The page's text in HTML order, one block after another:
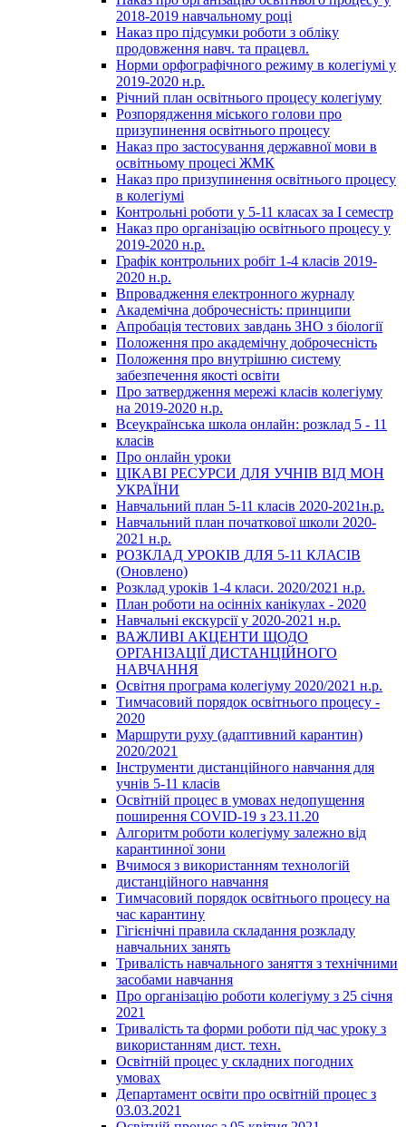
2018-2019 навчальному році
Наказ про підсумки роботи з обліку
продовження навч. та працевл.
Норми орфографічного режиму в колегіумі у
2019-2020 н.р.
Річний план освітнього процесу колегіуму
Розпорядження міського голови про
призупинення освітнього процесу
Наказ про застосування державної мови в
освітньому процесі ЖМК
Наказ про призупинення освітнього процесу
в колегіумі
Контрольні роботи у 5-11 класах за І семестр
Наказ про організацію освітнього процесу у
2019-2020 н.р.
Графік контрольних робіт 1-4 класів 2019-
2020 н.р.
Впровадження електронного журналу
Академічна доброчесність: принципи
Апробація тестових завдань ЗНО з біології
Положення про академічну доброчесність
Положення про внутрішню систему
забезпечення якості освіти
Про затвердження мережі класів колегіуму
на 2019-2020 н.р.
Всеукраїнська школа онлайн: розклад 5 - 11
класів
Про онлайн уроки
ЦІКАВІ РЕСУРСИ ДЛЯ УЧНІВ ВІД МОН
УКРАЇНИ
Навчальний план 5-11 класів 2020-2021н.р.
Навчальний план початкової школи 2020-
2021 н.р.
РОЗКЛАД УРОКІВ ДЛЯ 5-11 КЛАСІВ
(Оновлено)
Розклад уроків 1-4 класи. 2020/2021 н.р.
План роботи на осінніх канікулах - 2020
Навчальні екскурсії у 2020-2021 н.р.
ВАЖЛИВІ АКЦЕНТИ ЩОДО
ОРГАНІЗАЦІЇ ДИСТАНЦІЙНОГО
НАВЧАННЯ
Освітня програма колегіуму 2020/2021 н.р.
Тимчасовий порядок освітнього процесу -
2020
Маршрути руху (адаптивний карантин)
2020/2021
Інструменти дистанційного навчання для
учнів 5-11 класів
Освітній процес в умовах недопущення
поширення COVID-19 з 23.11.20
Алгоритм роботи колегіуму залежно від
карантинної зони
Вчимося з використанням технологій
дистанційного навчання
Тимчасовий порядок освітнього процесу на
час карантину
Гігієнічні правила складання розкладу
навчальних занять
Тривалість навчального заняття з технічними
засобами навчання
Про організацію роботи колегіуму з 25 січня
2021
Тривалість та форми роботи під час уроку з
використанням дист. техн.
Освітній процес у складних погодних
умовах
Департамент освіти про освітній процес з
03.03.2021